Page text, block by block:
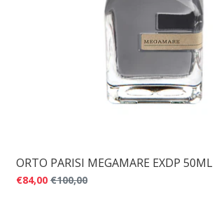
ORTO PARISI MEGAMARE EXDP 50ML
€84,00 €100,00